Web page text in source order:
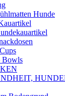
Hunde
Bowls